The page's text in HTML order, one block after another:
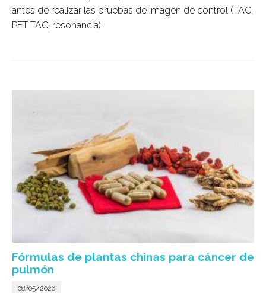
antes de realizar las pruebas de imagen de control (TAC,
PET TAC, resonancia).
Fórmulas de plantas chinas para cáncer de
pulmón
08/05/2026